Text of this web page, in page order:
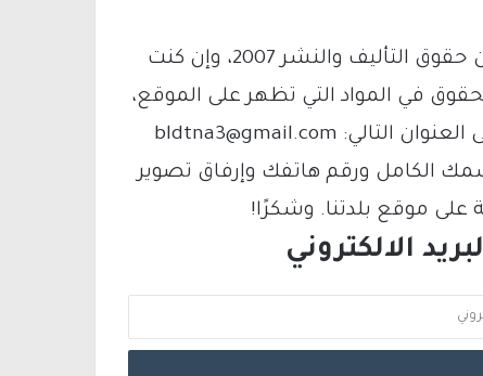
يتم الاستخدام المواد وفقًا للمادة 27 أ من قانون حقوق التأليف والنشر 2007، وإن كنت
في المواد التي تظهر على الموقع،
فيمكنك التواصل معنا عبر البريد الإلكتروني على العنوان التالي: bldtna3@gmail.com
الكامل ورقم هاتفك وإرفاق تصوير
موقع بلدتنا. وشكرًا!
الالكتروني